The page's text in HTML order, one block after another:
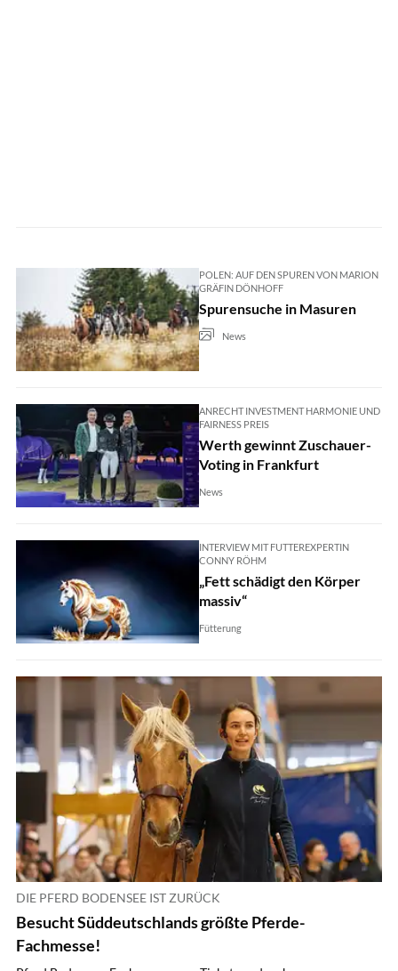
POLEN: AUF DEN SPUREN VON MARION
GRÄFIN DÖNHOFF
Spurensuche in Masuren
News
ANRECHT INVESTMENT HARMONIE UND
FAIRNESS PREIS
Werth gewinnt Zuschauer-
Voting in Frankfurt
News
INTERVIEW MIT FUTTEREXPERTIN
CONNY RÖHM
„Fett schädigt den Körper
massiv“
Fütterung
DIE PFERD BODENSEE IST ZURÜCK
Besucht Süddeutschlands größte Pferde-
Fachmesse!